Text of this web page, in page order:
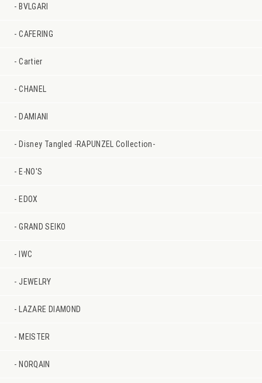
BVLGARI
CAFERING
Cartier
CHANEL
DAMIANI
Disney Tangled -RAPUNZEL Collection-
E-NO'S
EDOX
GRAND SEIKO
IWC
JEWELRY
LAZARE DIAMOND
MEISTER
NORQAIN